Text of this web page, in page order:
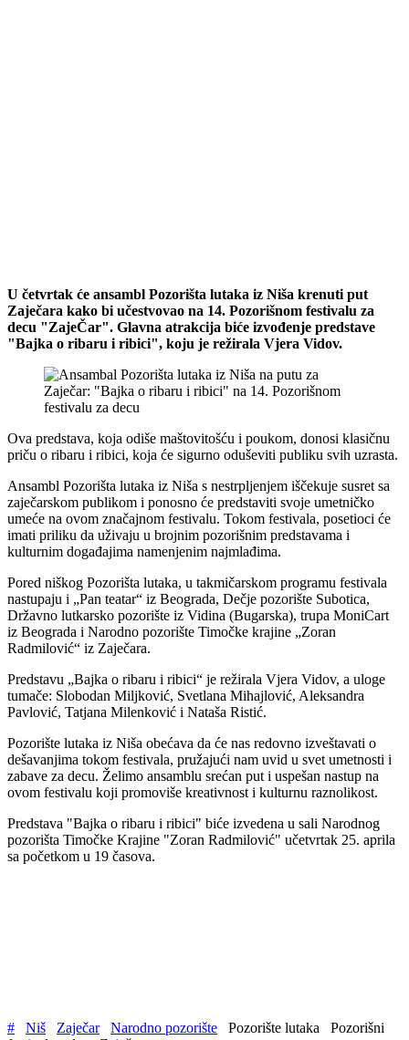
U četvrtak će ansambl Pozorišta lutaka iz Niša krenuti put
Zaječara kako bi učestvovao na 14. Pozorišnom festivalu za
decu "ZajeČar". Glavna atrakcija biće izvođenje predstave
"Bajka o ribaru i ribici", koju je režirala Vjera Vidov.
Ova predstava, koja odiše maštovitošću i poukom, donosi klasičnu
priču o ribaru i ribici, koja će sigurno oduševiti publiku svih uzrasta.
Ansambl Pozorišta lutaka iz Niša s nestrpljenjem iščekuje susret sa
zaječarskom publikom i ponosno će predstaviti svoje umetničko
umeće na ovom značajnom festivalu. Tokom festivala, posetioci će
imati priliku da uživaju u brojnim pozorišnim predstavama i
kulturnim događajima namenjenim najmlađima.
Pored niškog Pozorišta lutaka, u takmičarskom programu festivala
nastupaju i „Pan teatar“ iz Beograda, Dečje pozorište Subotica,
Državno lutkarsko pozorište iz Vidina (Bugarska), trupa MoniCart
iz Beograda i Narodno pozorište Timočke krajine „Zoran
Radmilović“ iz Zaječara.
Predstavu „Bajka o ribaru i ribici“ je režirala Vjera Vidov, a uloge
tumače: Slobodan Miljković, Svetlana Mihajlović, Aleksandra
Pavlović, Tatjana Milenković i Nataša Ristić.
Pozorište lutaka iz Niša obećava da će nas redovno izveštavati o
dešavanjima tokom festivala, pružajući nam uvid u svet umetnosti i
zabave za decu. Želimo ansamblu srećan put i uspešan nastup na
ovom festivalu koji promoviše kreativnost i kulturnu raznolikost.
Predstava "Bajka o ribaru i ribici" biće izvedena u sali Narodnog
pozorišta Timočke Krajine "Zoran Radmilović" učetvrtak 25. aprila
sa početkom u 19 časova.
# Niš Zaječar Narodno pozorište Pozorište lutaka
Pozorišni